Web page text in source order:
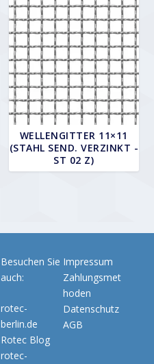
WELLENGITTER 11×11
(STAHL SEND. VERZINKT -
ST 02 Z)
Besuchen Sie
auch:
rotec-
berlin.de
Rotec Blog
rotec-
Impressum
Zahlungsmet
hoden
Datenschutz
AGB